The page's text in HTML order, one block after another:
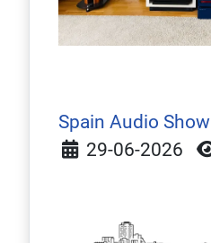
Spain Audio Show
Detalles
29-06-2026